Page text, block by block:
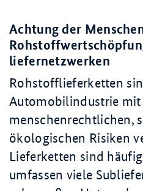
Achtung der
liefernetzwerken
Rohstofflieferketten
Automobilindustrie mit
menschenrechtlichen,
ökologischen Risiken
Lieferketten sind
umfassen viele